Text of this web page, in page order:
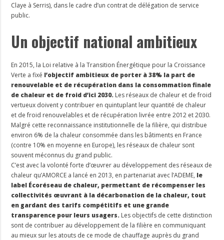
Claye à Serris), dans le cadre d’un contrat de délégation de service
public.
Un objectif national ambitieux
En 2015, la Loi relative à la Transition Énergétique pour la Croissance
Verte a fixé l’objectif ambitieux de porter à 38% la part de
renouvelable et de récupération dans la consommation finale
de chaleur et de froid d’ici 2030. Les réseaux de chaleur et de froid
vertueux doivent y contribuer en quintuplant leur quantité de chaleur
et de froid renouvelables et de récupération livrée entre 2012 et 2030.
Malgré cette reconnaissance institutionnelle de la filière, qui distribue
environ 6% de la chaleur consommée dans les bâtiments en France
(contre 10% en moyenne en Europe), les réseaux de chaleur sont
souvent méconnus du grand public.
C’est avec la volonté forte d’œuvrer au développement des réseaux de
chaleur qu’AMORCE a lancé en 2013, en partenariat avec l’ADEME, le
label Écoréseau de chaleur, permettant de récompenser les
collectivités œuvrant à la décarbonation de la chaleur, tout
en gardant des tarifs compétitifs et une grande
transparence pour leurs usagers. Les objectifs de cette distinction
sont de contribuer au développement de la filière en communiquant
au mieux sur les atouts de ce mode de chauffage auprès du grand